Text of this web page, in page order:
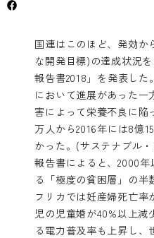
国連はこのほど、発効か
な開発目標)の達成状況
報告書2018」を発表し
において進展があった一
害によって栄養不良に陥
万人から2016年には8億
かった。(サステナブル
報告書によると、2000
る「極度の貧困層」の
フリカでは妊産婦死亡率
児の児童婚が40%以上減
る電力普及率も上昇し、